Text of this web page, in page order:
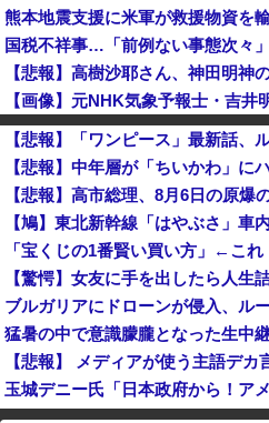
台湾、平和式典で長崎市に激怒「
【悲報】中年層が「ちいかわ」に
「宝くじの1番賢い買い方」←これ